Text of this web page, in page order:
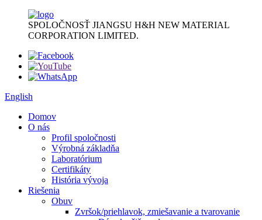
SPOLOČNOSŤ JIANGSU H&H NEW MATERIAL
CORPORATION LIMITED.
English
Domov
O nás
Profil spoločnosti
Výrobná základňa
Laboratórium
Certifikáty
História vývoja
Riešenia
Obuv
Zvršok/priehlavok, zmiešavanie a tvarovanie